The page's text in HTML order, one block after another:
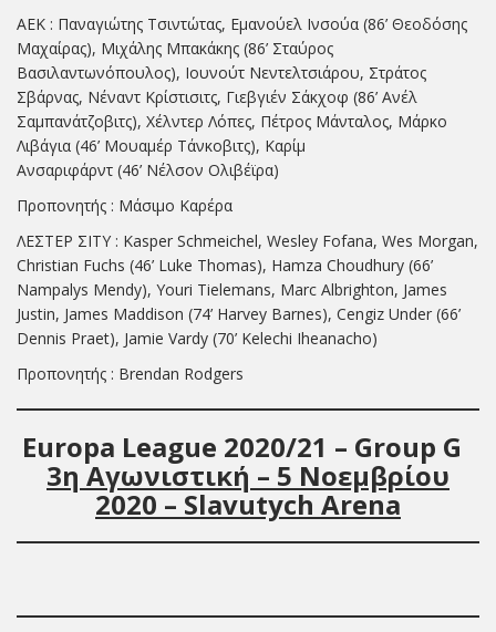
ΑΕΚ : Παναγιώτης Τσιντώτας, Εμανούελ Ινσούα (86’ Θεοδόσης
Μαχαίρας), Μιχάλης Μπακάκης (86’ Σταύρος
Βασιλαντωνόπουλος), Ιουνούτ Νεντελτσιάρου, Στράτος
Σβάρνας, Νέναντ Κρίστισιτς, Γιεβγιέν Σάκχοφ (86’ Ανέλ
Σαμπανάτζοβιτς), Χέλντερ Λόπες, Πέτρος Μάνταλος, Μάρκο
Λιβάγια (46’ Μουαμέρ Τάνκοβιτς), Καρίμ
Ανσαριφάρντ (46’ Νέλσον Ολιβέϊρα)
Προπονητής : Μάσιμο Καρέρα
ΛΕΣΤΕΡ ΣΙΤΥ : Kasper Schmeichel, Wesley Fofana, Wes Morgan,
Christian Fuchs (46’ Luke Thomas), Hamza Choudhury (66’
Nampalys Mendy), Youri Tielemans, Marc Albrighton, James
Justin, James Maddison (74’ Harvey Barnes), Cengiz Under (66’
Dennis Praet), Jamie Vardy (70’ Kelechi Iheanacho)
Προπονητής : Brendan Rodgers
Europa League 2020/21 – Group G
3η Αγωνιστική – 5 Νοεμβρίου
2020 – Slavutych Arena